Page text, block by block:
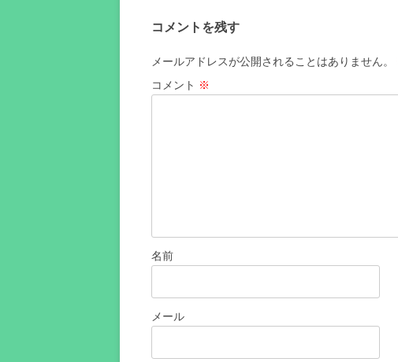
シ
ョ
ン
コメントを残す
メールアドレスが公開されることはありません。
コメント ※
名前
メール